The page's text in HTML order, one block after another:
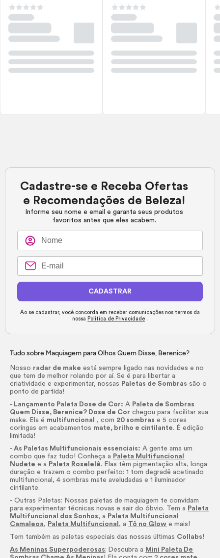
Cadastre-se e Receba Ofertas
e Recomendações de Beleza!
Informe seu nome e email e garanta seus produtos
favoritos antes que eles acabem.
CADASTRAR
Ao se cadastrar, você concorda em receber comunicações nos termos da
nossa Política de Privacidade .
Tudo sobre Maquiagem para Olhos Quem Disse, Berenice?
Nosso radar de make está sempre ligado nas novidades e no
que tem de melhor rolando por aí. Se é para libertar a
criatividade e experimentar, nossas Paletas de Sombras são o
ponto de partida!
- Lançamento Paleta Dose de Cor: A Paleta de Sombras
Quem Disse, Berenice? Dose de Cor chegou para facilitar sua
make. Ela é multifuncional , com 20 sombras e 5 cores
coringas em acabamentos mate, brilho e cintilante. É edição
limitada!
- As Paletas Multifuncionais essenciais: A gente ama um
combo que faz tudo! Conheça a Paleta Multifuncional
Nudete e a Paleta Roselelê. Elas têm pigmentação alta, longa
duração e trazem o combo perfeito: 1 tom degradê acetinado
multifuncional, 4 sombras mate aveludadas e 1 iluminador
cintilante.
- Outras Paletas: Nossas paletas de maquiagem te convidam
para experimentar técnicas novas e sair do óbvio. Tem a Paleta
Multifuncional dos Sonhos, a Paleta Multifuncional
Camaleoa, Paleta Multifuncional , a Tô no Glow e mais!
Tem também as paletas especiais das nossas últimas Collabs!
As Meninas Superpoderosas: Descubra a Mini Paleta De